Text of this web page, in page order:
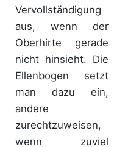
Vervollständigung
aus, wenn der
Oberhirte gerade
nicht hinsieht. Die
Ellenbogen setzt
man dazu ein,
andere
zurechtzuweisen,
wenn zuviel